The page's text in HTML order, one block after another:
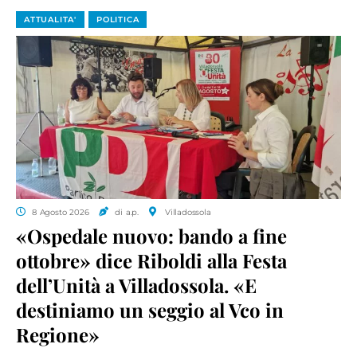
ATTUALITA' POLITICA
8 Agosto 2026 di a.p. Villadossola
«Ospedale nuovo: bando a fine
ottobre» dice Riboldi alla Festa
dell’Unità a Villadossola. «E
destiniamo un seggio al Vco in
Regione»